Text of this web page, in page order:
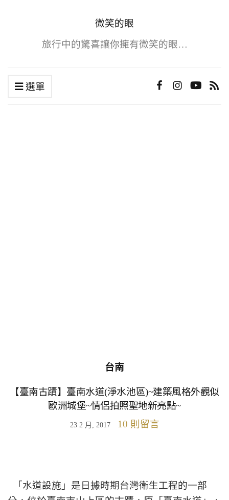
微笑的眼
旅行中的驚喜讓你擁有微笑的眼…
選單
台南
【臺南古蹟】臺南水道(淨水池區)~建築風格外觀似
歐洲城堡~情侶拍照聖地新亮點~
23 2 月, 2017 10 則留言
「水道設施」是日據時期台灣衛生工程的一部